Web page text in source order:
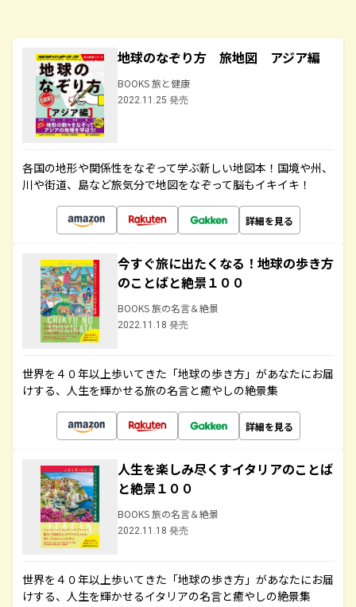
地球のなぞり方 旅地図 アジア編
BOOKS 旅と健康
2022.11.25 発売
各国の地形や関係性をなぞって学ぶ新しい地図本！国境や州、
川や街道、島など旅気分で地図をなぞって脳もイキイキ！
詳細を見る
今すぐ旅に出たくなる！地球の歩き方
のことばと絶景１００
BOOKS 旅の名言＆絶景
2022.11.18 発売
世界を４０年以上歩いてきた「地球の歩き方」があなたにお届
けする、人生を輝かせる旅の名言と癒やしの絶景集
詳細を見る
人生を楽しみ尽くすイタリアのことば
と絶景１００
BOOKS 旅の名言＆絶景
2022.11.18 発売
世界を４０年以上歩いてきた「地球の歩き方」があなたにお届
けする、人生を輝かせるイタリアの名言と癒やしの絶景集